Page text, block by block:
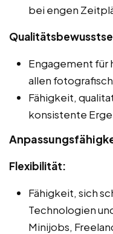
bei engen
Engagement für
allen
Fähigkeit,
konsistente
Flexibilität:
Fähigkeit, sich
Technologien
Minijobs,